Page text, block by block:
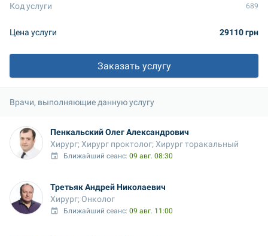
Код услуги 689
Цена услуги 29110 грн
Заказать услугу
Врачи, выполняющие данную услугу
Пенкальский Олег Александрович
Хирург; Хирург проктолог; Хирург торакальный
Ближайший сеанс: 09 авг. 08:30
Третьяк Андрей Николаевич
Хирург; Онколог
Ближайший сеанс: 09 авг. 11:00